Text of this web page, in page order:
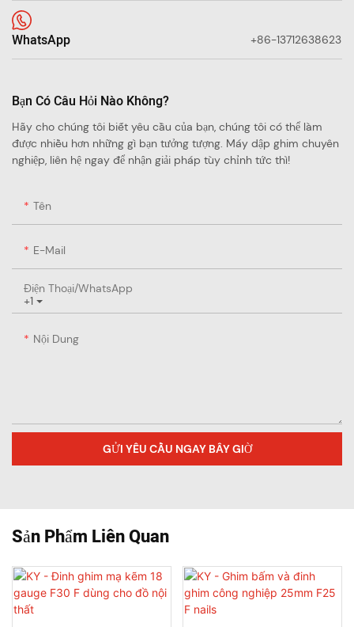
WhatsApp +86-13712638623
Bạn Có Câu Hỏi Nào Không?
Hãy cho chúng tôi biết yêu cầu của bạn, chúng tôi có thể làm
được nhiều hơn những gì bạn tưởng tượng. Máy dập ghim chuyên
nghiệp, liên hệ ngay để nhận giải pháp tùy chỉnh tức thì!
Tên
E-Mail
+1
Điện Thoại/WhatsApp
Nội Dung
GỬI YÊU CẦU NGAY BÂY GIỜ
Sản Phẩm Liên Quan